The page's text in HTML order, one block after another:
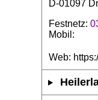
D-01097
Festnetz:
Mobil:
Web: